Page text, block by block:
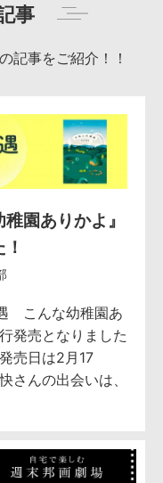
事
記事をご紹介！！
園ありかよ』
こんな幼稚園あ
発売となりました
売日は2月17
さんの出会いは、